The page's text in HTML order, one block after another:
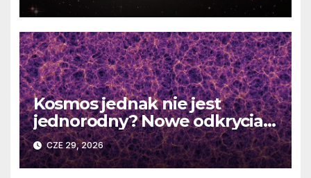
Kosmos jednak nie jest
jednorodny? Nowe odkrycia
DESI burzą fundamentalne
zasady kosmologii
CZE 29, 2026